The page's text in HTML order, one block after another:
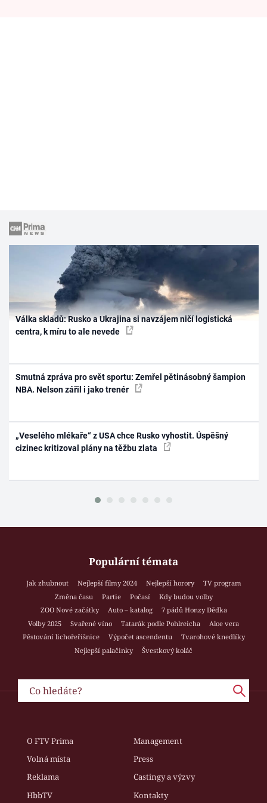
Válka skladů: Rusko a Ukrajina si navzájem ničí logistická
centra, k míru to ale nevede
Smutná zpráva pro svět sportu: Zemřel pětinásobný šampion
NBA. Nelson zářil i jako trenér
„Veselého mlékaře“ z USA chce Rusko vyhostit. Úspěšný
cizinec kritizoval plány na těžbu zlata
Populární témata
Jak zhubnout Nejlepší filmy 2024 Nejlepší horory
TV program
Změna času
Partie Počasí
Kdy budou volby
ZOO Nové začátky
Auto – katalog
7 pádů Honzy Dědka
Volby 2025
Svařené víno Tatarák podle Pohlreicha
Aloe vera
Pěstování lichořeřišnice
Výpočet ascendentu
Tvarohové knedlíky
Nejlepší palačinky
Švestkový koláč
O FTV Prima
Management
Volná místa
Press
Reklama
Castingy a výzvy
HbbTV
Kontakty